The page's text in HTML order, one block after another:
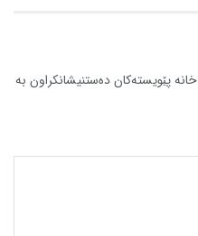
خانە پێویستەکان دەستنیشانکراون بە